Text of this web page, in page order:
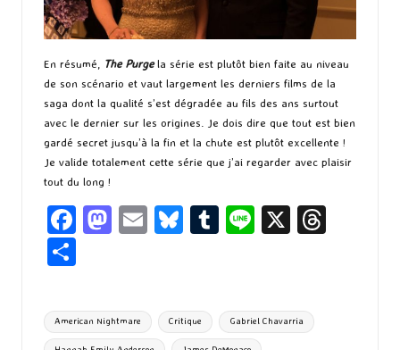
En résumé, The Purgela série est plutôt bien faite au niveau
de son scénario et vaut largement les derniers films de la
saga dont la qualité s’est dégradée au fils des ans surtout
avec le dernier sur les origines. Je dois dire que tout est bien
gardé secret jusqu’à la fin et la chute est plutôt excellente !
Je valide totalement cette série que j’ai regarder avec plaisir
tout du long !
Fa
o
o
M
d
o
E
l
Bl
ky
T
bl
r
Li X
ta
g
Tags:
American Nightmare Critique Gabriel Chavarria